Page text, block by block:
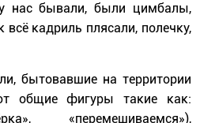
нас бывали, были цимбалы,
кадриль плясали, полечку,
бытовавшие на территории
общие фигуры такие как:
«перемешиваемся»),